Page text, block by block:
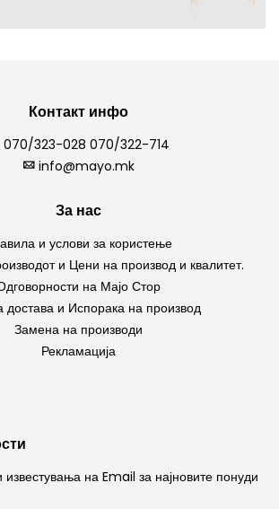
Контакт инфо
070/323-028 070/322-714
info@mayo.mk
За нас
и услови за користење
и Цени на производ и квалитет.
на Мајо Стор
достава и Испорака на производ
Замена на производи
Рекламација
известувања на Email за најновите понуди